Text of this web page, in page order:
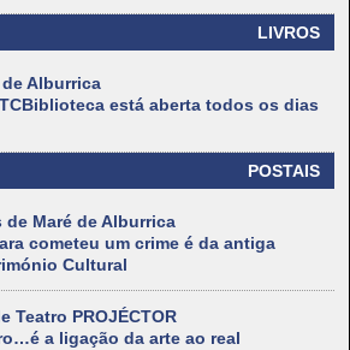
LIVROS
de Alburrica
está aberta todos os dias
POSTAIS
de Maré de Alburrica
cometeu um crime é da antiga
Cultural
Teatro PROJÉCTOR
a ligação da arte ao real